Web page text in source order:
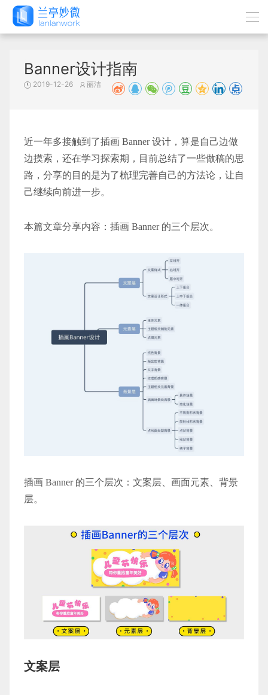
Banner设计指南
2019-12-26 丽洁
近一年多接触到了插画 Banner 设计，算是自己边做
边摸索，还在学习探索期，目前总结了一些做稿的思
路，分享的目的是为了梳理完善自己的方法论，让自
己继续向前进一步。
本篇文章分享内容：插画 Banner 的三个层次。
插画 Banner 的三个层次：文案层、画面元素、背景
层。
文案层